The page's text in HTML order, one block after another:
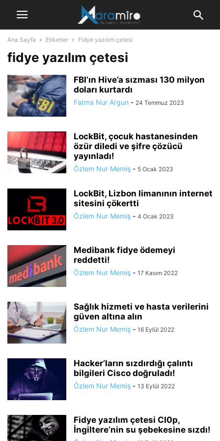
Ana Sayfa Etiketler Fidye yazılım çetesi
fidye yazılım çetesi
FBI’ın Hive’a sızması 130 milyon
doları kurtardı
Fatma Nur Argun - 24 Temmuz 2023
LockBit, çocuk hastanesinden
özür diledi ve şifre çözücü
yayınladı!
Özlem Nur Memiş - 5 Ocak 2023
LockBit, Lizbon limanının internet
sitesini çökertti
Özlem Nur Memiş - 4 Ocak 2023
Medibank fidye ödemeyi
reddetti!
Özlem Nur Memiş - 17 Kasım 2022
Sağlık hizmeti ve hasta verilerini
güven altına alın
Özlem Nur Memiş - 16 Eylül 2022
Hacker’ların sızdırdığı çalıntı
bilgileri Cisco doğruladı!
Özlem Nur Memiş - 13 Eylül 2022
Fidye yazılım çetesi CI0p,
İngiltere’nin su şebekesine sızdı!